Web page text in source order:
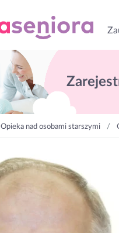
Opieka nad osobami starszymi